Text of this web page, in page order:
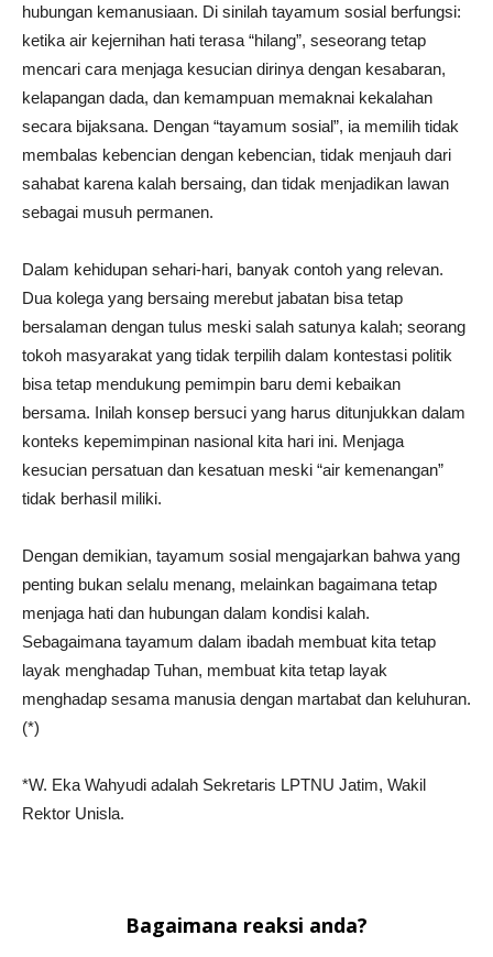
hubungan kemanusiaan. Di sinilah tayamum sosial berfungsi:
ketika air kejernihan hati terasa “hilang”, seseorang tetap
mencari cara menjaga kesucian dirinya dengan kesabaran,
kelapangan dada, dan kemampuan memaknai kekalahan
secara bijaksana. Dengan “tayamum sosial”, ia memilih tidak
membalas kebencian dengan kebencian, tidak menjauh dari
sahabat karena kalah bersaing, dan tidak menjadikan lawan
sebagai musuh permanen.
Dalam kehidupan sehari-hari, banyak contoh yang relevan.
Dua kolega yang bersaing merebut jabatan bisa tetap
bersalaman dengan tulus meski salah satunya kalah; seorang
tokoh masyarakat yang tidak terpilih dalam kontestasi politik
bisa tetap mendukung pemimpin baru demi kebaikan
bersama. Inilah konsep bersuci yang harus ditunjukkan dalam
konteks kepemimpinan nasional kita hari ini. Menjaga
kesucian persatuan dan kesatuan meski “air kemenangan”
tidak berhasil miliki.
Dengan demikian, tayamum sosial mengajarkan bahwa yang
penting bukan selalu menang, melainkan bagaimana tetap
menjaga hati dan hubungan dalam kondisi kalah.
Sebagaimana tayamum dalam ibadah membuat kita tetap
layak menghadap Tuhan, membuat kita tetap layak
menghadap sesama manusia dengan martabat dan keluhuran.
(*)
*W. Eka Wahyudi adalah Sekretaris LPTNU Jatim, Wakil
Rektor Unisla.
Bagaimana reaksi anda?